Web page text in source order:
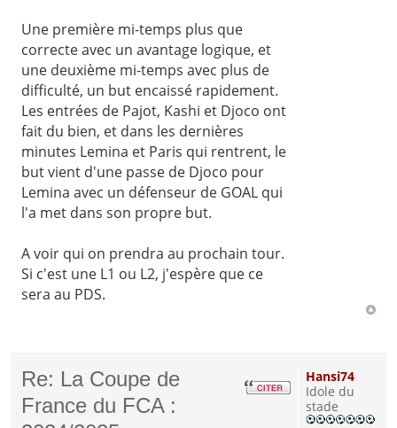
Une première mi-temps plus que
correcte avec un avantage logique, et
une deuxième mi-temps avec plus de
difficulté, un but encaissé rapidement.
Les entrées de Pajot, Kashi et Djoco ont
fait du bien, et dans les dernières
minutes Lemina et Paris qui rentrent, le
but vient d'une passe de Djoco pour
Lemina avec un défenseur de GOAL qui
l'a met dans son propre but.
A voir qui on prendra au prochain tour.
Si c'est une L1 ou L2, j'espère que ce
sera au PDS.
Re: La Coupe de
France du FCA :
Hansi74
Idole du
stade